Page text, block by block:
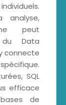
analyse,
peut
du Data
connecte
SQL
efficace
de